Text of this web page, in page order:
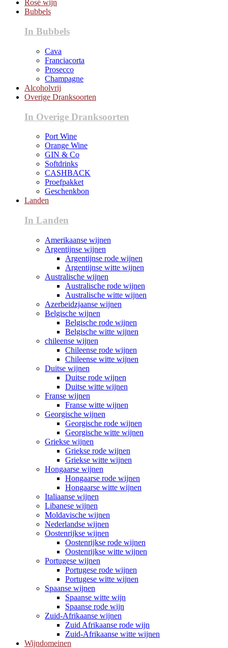
Rosé wijn
Bubbels
In Bubbels
Cava
Franciacorta
Prosecco
Champagne
Alcoholvrij
Overige Dranksoorten
In Overige Dranksoorten
Port Wine
Orange Wine
GIN & Co
Softdrinks
CASHBACK
Proefpakket
Geschenkbon
Landen
In Landen
Amerikaanse wijnen
Argentijnse wijnen
Argentijnse rode wijnen
Argentijnse witte wijnen
Australische wijnen
Australische rode wijnen
Australische witte wijnen
Azerbeidzjaanse wijnen
Belgische wijnen
Belgische rode wijnen
Belgische witte wijnen
chileense wijnen
Chileense rode wijnen
Chileense witte wijnen
Duitse wijnen
Duitse rode wijnen
Duitse witte wijnen
Franse wijnen
Franse witte wijnen
Georgische wijnen
Georgische rode wijnen
Georgische witte wijnen
Griekse wijnen
Griekse rode wijnen
Griekse witte wijnen
Hongaarse wijnen
Hongaarse rode wijnen
Hongaarse witte wijnen
Italiaanse wijnen
Libanese wijnen
Moldavische wijnen
Nederlandse wijnen
Oostenrijkse wijnen
Oostenrijkse rode wijnen
Oostenrijkse witte wijnen
Portugese wijnen
Portugese rode wijnen
Portugese witte wijnen
Spaanse wijnen
Spaanse witte wijn
Spaanse rode wijn
Zuid-Afrikaanse wijnen
Zuid Afrikaanse rode wijn
Zuid-Afrikaanse witte wijnen
Wijndomeinen